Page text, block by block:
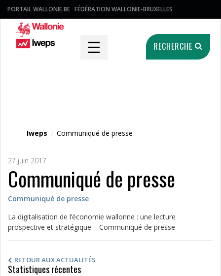
PORTAIL WALLONIE.BE FÉDÉRATION WALLONIE-BRUXELLES
☰ RECHERCHE
Iweps / Communiqué de presse
27 juin 2017
Communiqué de presse
Communiqué de presse
La digitalisation de l’économie wallonne : une lecture
prospective et stratégique – Communiqué de presse
RETOUR AUX ACTUALITÉS
Statistiques récentes